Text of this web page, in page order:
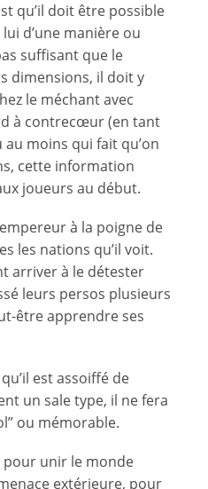
qu’il doit être possible
d’une manière ou
suffisant que le
dimensions, il doit y
le méchant avec
à contrecœur (en tant
au moins qui fait qu’on
cette information
joueurs au début.
à la poigne de
les nations qu’il voit.
arriver à le détester
leurs persos plusieurs
être apprendre ses
est assoiffé de
un sale type, il ne fera
ou mémorable.
pour unir le monde
extérieure, pour